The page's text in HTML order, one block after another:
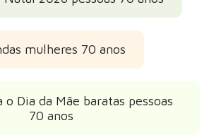
mulheres 70 anos
o Dia da Mãe baratas pessoas
70 anos